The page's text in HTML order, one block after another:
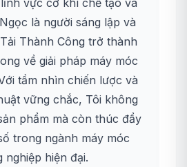
vực cơ khí chế tạo và
là người sáng lập và
Thành Công trở thành
về giải pháp máy móc
tầm nhìn chiến lược và
vững chắc, Tôi không
phẩm mà còn thúc đẩy
trong ngành máy móc
nghiệp hiện đại.